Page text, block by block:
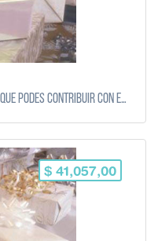
Sabemos que es un ítem costoso, así que podes contribuir con el monto que quieras y puedas!
$ 41,057,00